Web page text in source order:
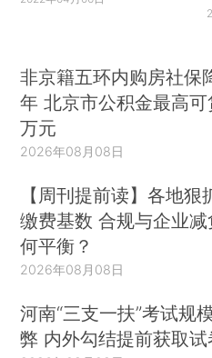
非京籍五环内购房社保
年 北京市公积金最高
万元
2026年08月08日
【周刊提前读】各地狠
缴费基数 合规与企业减
何平衡？
2026年08月08日
河南“三支一扶”考试规
弊 内外勾结提前获取试